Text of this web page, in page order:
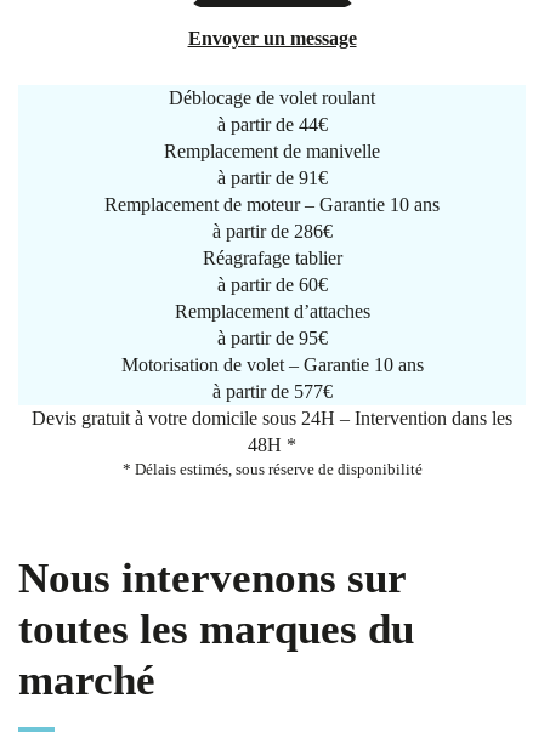
Envoyer un message
Déblocage de volet roulant
à partir de 44€
Remplacement de manivelle
à partir de 91€
Remplacement de moteur – Garantie 10 ans
à partir de 286€
Réagrafage tablier
à partir de 60€
Remplacement d’attaches
à partir de 95€
Motorisation de volet – Garantie 10 ans
à partir de 577€
Devis gratuit à votre domicile sous 24H – Intervention dans les
48H *
* Délais estimés, sous réserve de disponibilité
Nous intervenons sur
toutes les marques du
marché